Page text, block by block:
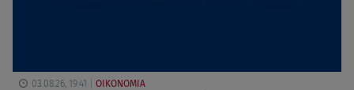
03.08.26, 19:41 ΟΙΚΟΝΟΜΙΑ